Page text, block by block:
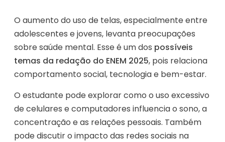
O aumento do uso de telas, especialmente entre
adolescentes e jovens, levanta preocupações
sobre saúde mental. Esse é um dos possíveis
temas da redação do ENEM 2025, pois relaciona
comportamento social, tecnologia e bem-estar.
O estudante pode explorar como o uso excessivo
de celulares e computadores influencia o sono, a
concentração e as relações pessoais. Também
pode discutir o impacto das redes sociais na